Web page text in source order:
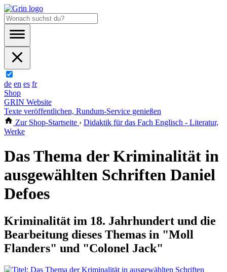
de en es fr
Shop
GRIN Website
Texte veröffentlichen, Rundum-Service genießen
Zur Shop-Startseite › Didaktik für das Fach Englisch - Literatur,
Werke
Das Thema der Kriminalität in
ausgewählten Schriften Daniel
Defoes
Kriminalität im 18. Jahrhundert und die
Bearbeitung dieses Themas in "Moll
Flanders" und "Colonel Jack"